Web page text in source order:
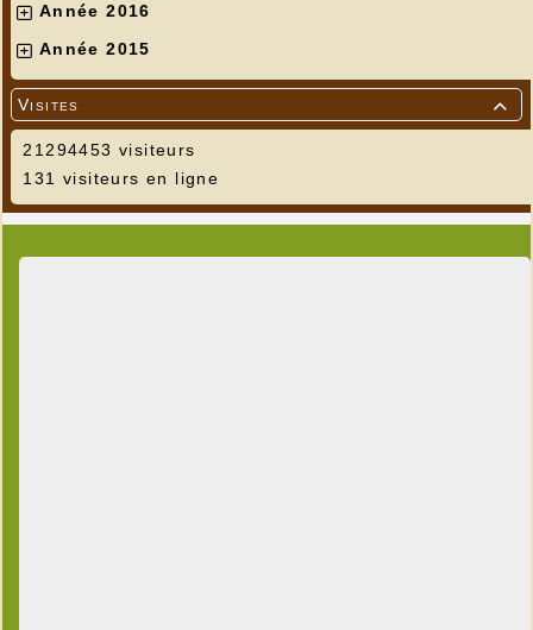
Année 2016
Année 2015

Visites
21294453 visiteurs
131 visiteurs en ligne